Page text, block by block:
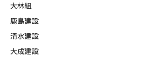
大林組
鹿島建設
清水建設
大成建設